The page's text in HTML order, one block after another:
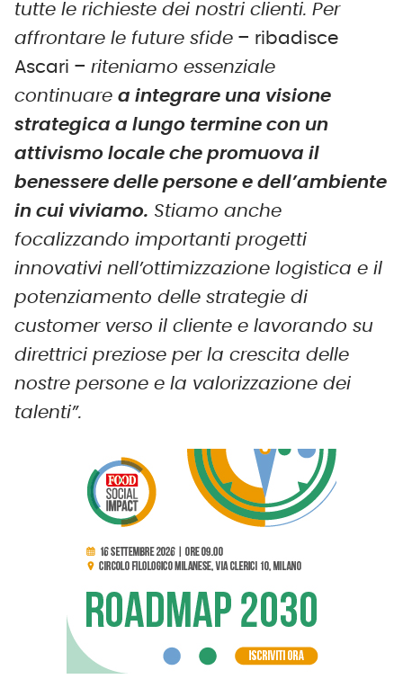
tutte le richieste dei nostri clienti. Per
affrontare le future sfide – ribadisce
Ascari – riteniamo essenziale
continuare a integrare una visione
strategica a lungo termine con un
attivismo locale che promuova il
benessere delle persone e dell’ambiente
in cui viviamo. Stiamo anche
focalizzando importanti progetti
innovativi nell’ottimizzazione logistica e il
potenziamento delle strategie di
customer verso il cliente e lavorando su
direttrici preziose per la crescita delle
nostre persone e la valorizzazione dei
talenti”.